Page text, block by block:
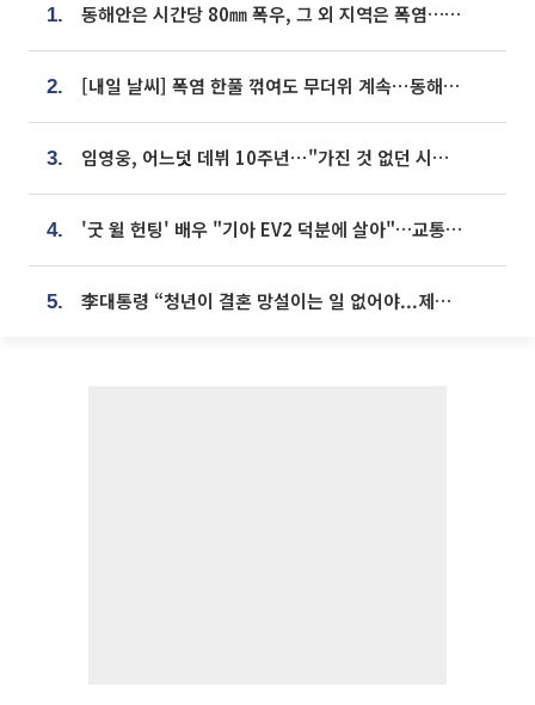
1. 동해안은 시간당 80㎜ 폭우, 그 외 지역은 폭염…‘극과 극 날씨’
2. [내일 날씨] 폭염 한풀 꺾여도 무더위 계속⋯동해안 이틀 연속 비
3. 임영웅, 어느덧 데뷔 10주년⋯"가진 것 없던 시절, 내 앞엔 20명의 팬뿐"
4. '굿 윌 헌팅' 배우 "기아 EV2 덕분에 살아"…교통사고 후 안전성 극찬
5. 李대통령 “청년이 결혼 망설이는 일 없어야...제도상 불이익 조사”